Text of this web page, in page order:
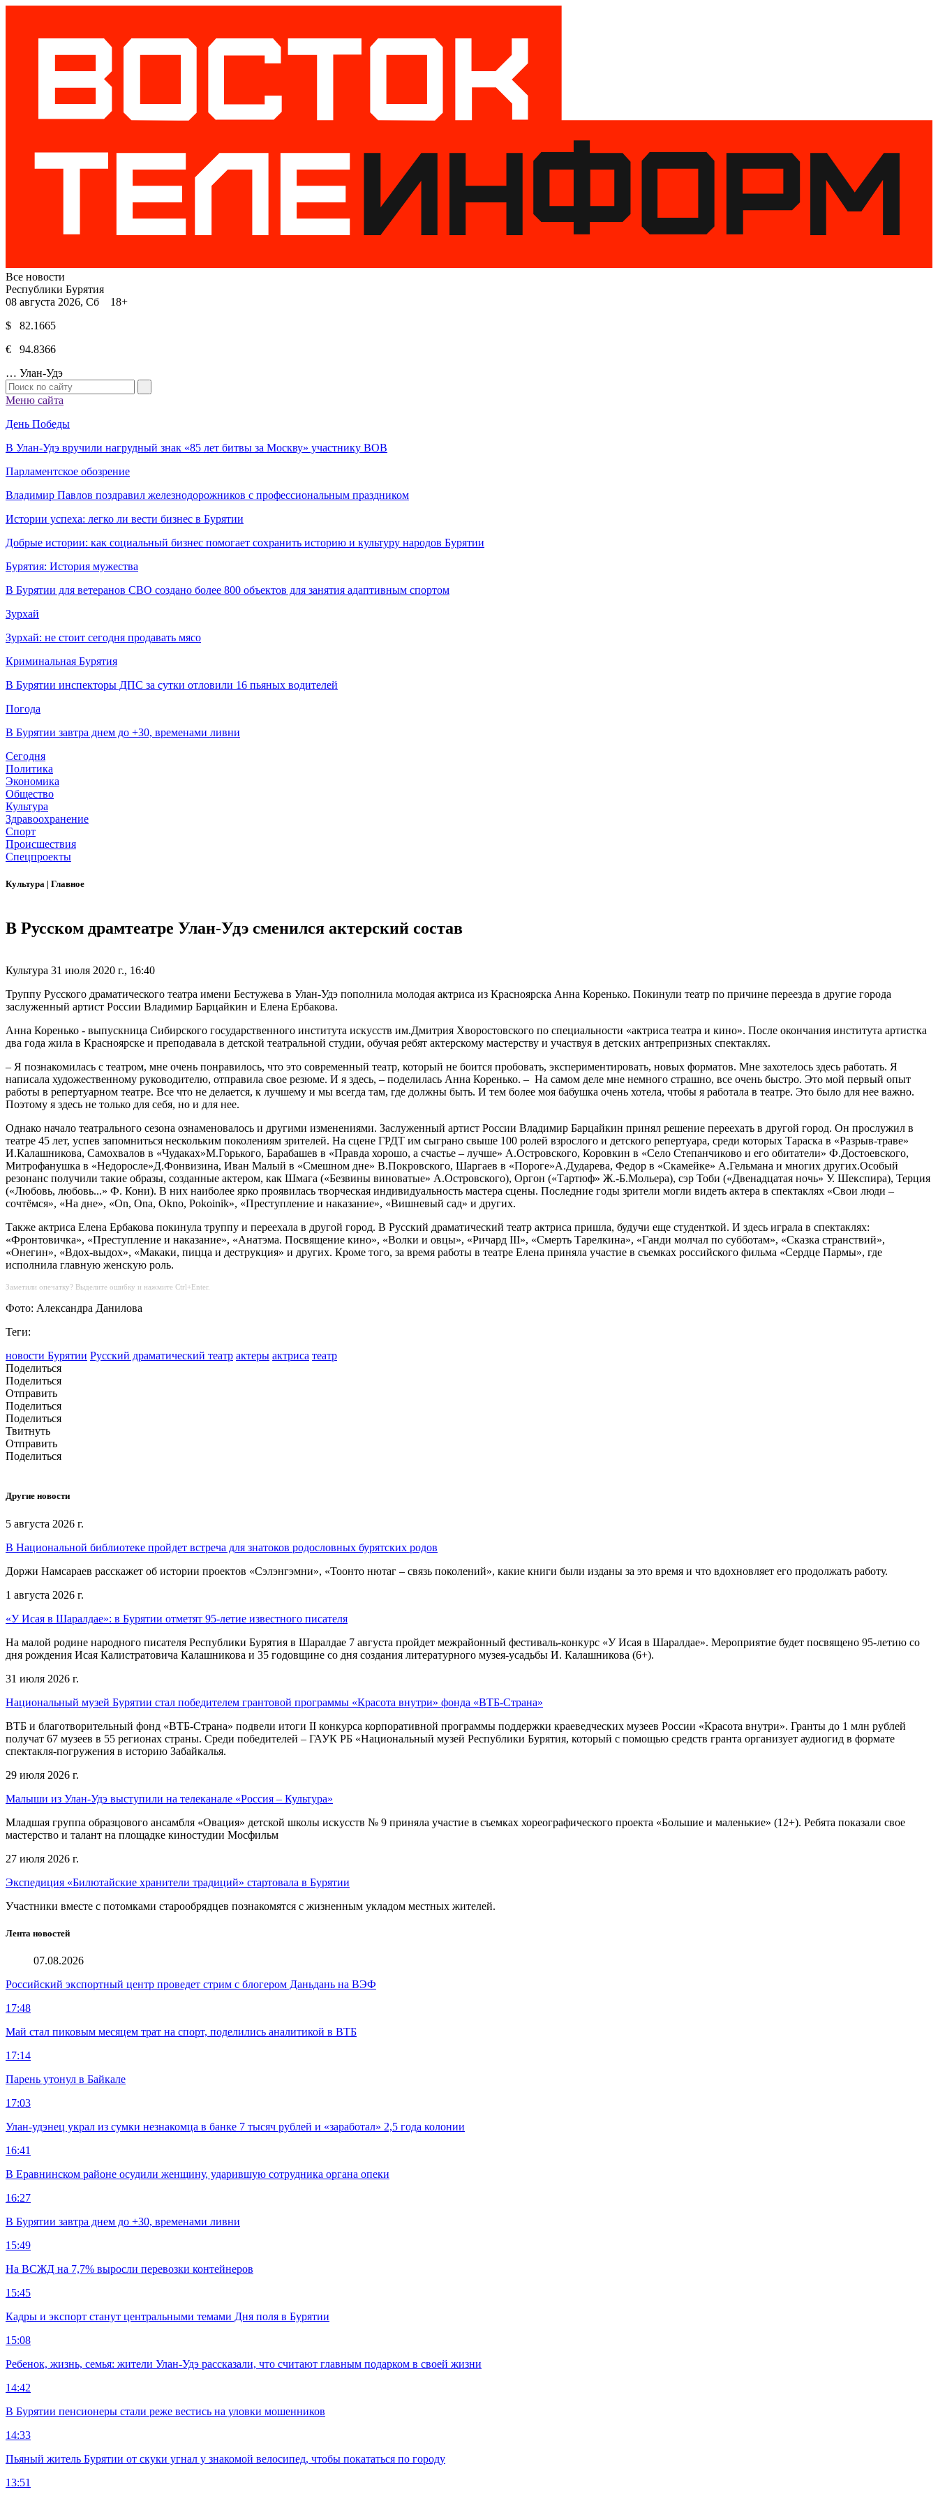
Все новости
Республики Бурятия
08 августа 2026, Сб 18+
$ 82.1665
€ 94.8366
… Улан-Удэ
Меню сайта
День Победы
В Улан-Удэ вручили нагрудный знак «85 лет битвы за Москву» участнику ВОВ
Парламентское обозрение
Владимир Павлов поздравил железнодорожников с профессиональным праздником
Истории успеха: легко ли вести бизнес в Бурятии
Добрые истории: как социальный бизнес помогает сохранить историю и культуру народов Бурятии
Бурятия: История мужества
В Бурятии для ветеранов СВО создано более 800 объектов для занятия адаптивным спортом
Зурхай
Зурхай: не стоит сегодня продавать мясо
Криминальная Бурятия
В Бурятии инспекторы ДПС за сутки отловили 16 пьяных водителей
Погода
В Бурятии завтра днем до +30, временами ливни
Сегодня
Политика
Экономика
Общество
Культура
Здравоохранение
Спорт
Происшествия
Спецпроекты
Культура | Главное
В Русском драмтеатре Улан-Удэ сменился актерский состав
Культура 31 июля 2020 г., 16:40
Труппу Русского драматического театра имени Бестужева в Улан-Удэ пополнила молодая актриса из Красноярска Анна Коренько. Покинули театр по причине переезда в другие города
заслуженный артист России Владимир Барцайкин и Елена Ербакова.
Анна Коренько - выпускница Сибирского государственного института искусств им.Дмитрия Хворостовского по специальности «актриса театра и кино». После окончания института артистка
два года жила в Красноярске и преподавала в детской театральной студии, обучая ребят актерскому мастерству и участвуя в детских антрепризных спектаклях.
– Я познакомилась с театром, мне очень понравилось, что это современный театр, который не боится пробовать, экспериментировать, новых форматов. Мне захотелось здесь работать. Я
написала художественному руководителю, отправила свое резюме. И я здесь, – поделилась Анна Коренько. – На самом деле мне немного страшно, все очень быстро. Это мой первый опыт
работы в репертуарном театре. Все что не делается, к лучшему и мы всегда там, где должны быть. И тем более моя бабушка очень хотела, чтобы я работала в театре. Это было для нее важно.
Поэтому я здесь не только для себя, но и для нее.
Однако начало театрального сезона ознаменовалось и другими изменениями. Заслуженный артист России Владимир Барцайкин принял решение переехать в другой город. Он прослужил в
театре 45 лет, успев запомниться нескольким поколениям зрителей. На сцене ГРДТ им сыграно свыше 100 ролей взрослого и детского репертуара, среди которых Тараска в «Разрыв-траве»
И.Калашникова, Самохвалов в «Чудаках»М.Горького, Барабашев в «Правда хорошо, а счастье – лучше» А.Островского, Коровкин в «Село Степанчиково и его обитатели» Ф.Достоевского,
Митрофанушка в «Недоросле»Д.Фонвизина, Иван Малый в «Смешном дне» В.Покровского, Шаргаев в «Пороге»А.Дударева, Федор в «Скамейке» А.Гельмана и многих других.Особый
резонанс получили такие образы, созданные актером, как Шмага («Безвины виноватые» А.Островского), Оргон («Тартюф» Ж.-Б.Мольера), сэр Тоби («Двенадцатая ночь» У. Шекспира), Терция
(«Любовь, любовь...» Ф. Кони). В них наиболее ярко проявилась творческая индивидуальность мастера сцены. Последние годы зрители могли видеть актера в спектаклях «Свои люди –
сочтёмся», «На дне», «On, Ona, Okno, Pokoinik», «Преступление и наказание», «Вишневый сад» и других.
Также актриса Елена Ербакова покинула труппу и переехала в другой город. В Русский драматический театр актриса пришла, будучи еще студенткой. И здесь играла в спектаклях:
«Фронтовичка», «Преступление и наказание», «Анатэма. Посвящение кино», «Волки и овцы», «Ричард III», «Смерть Тарелкина», «Ганди молчал по субботам», «Сказка странствий»,
«Онегин», «Вдох-выдох», «Макаки, пицца и деструкция» и других. Кроме того, за время работы в театре Елена приняла участие в съемках российского фильма «Сердце Пармы», где
исполнила главную женскую роль.
Заметили опечатку? Выделите ошибку и нажмите Ctrl+Enter.
Фото: Александра Данилова
Теги:
новости Бурятии Русский драматический театр актеры актриса театр
Поделиться
Поделиться
Отправить
Поделиться
Поделиться
Твитнуть
Отправить
Поделиться
Другие новости
5 августа 2026 г.
В Национальной библиотеке пройдет встреча для знатоков родословных бурятских родов
Доржи Намсараев расскажет об истории проектов «Сэлэнгэмни», «Тоонто нютаг – связь поколений», какие книги были изданы за это время и что вдохновляет его продолжать работу.
1 августа 2026 г.
«У Исая в Шаралдае»: в Бурятии отметят 95-летие известного писателя
На малой родине народного писателя Республики Бурятия в Шаралдае 7 августа пройдет межрайонный фестиваль-конкурс «У Исая в Шаралдае». Мероприятие будет посвящено 95-летию со
дня рождения Исая Калистратовича Калашникова и 35 годовщине со дня создания литературного музея-усадьбы И. Калашникова (6+).
31 июля 2026 г.
Национальный музей Бурятии стал победителем грантовой программы «Красота внутри» фонда «ВТБ-Страна»
ВТБ и благотворительный фонд «ВТБ-Страна» подвели итоги II конкурса корпоративной программы поддержки краеведческих музеев России «Красота внутри». Гранты до 1 млн рублей
получат 67 музеев в 55 регионах страны. Среди победителей – ГАУК РБ «Национальный музей Республики Бурятия, который с помощью средств гранта организует аудиогид в формате
спектакля-погружения в историю Забайкалья.
29 июля 2026 г.
Малыши из Улан-Удэ выступили на телеканале «Россия – Культура»
Младшая группа образцового ансамбля «Овация» детской школы искусств № 9 приняла участие в съемках хореографического проекта «Большие и маленькие» (12+). Ребята показали свое
мастерство и талант на площадке киностудии Мосфильм
27 июля 2026 г.
Экспедиция «Билютайские хранители традиций» стартовала в Бурятии
Участники вместе с потомками старообрядцев познакомятся с жизненным укладом местных жителей.
Лента новостей
07.08.2026
Российский экспортный центр проведет стрим с блогером Даньдань на ВЭФ
17:48
Май стал пиковым месяцем трат на спорт, поделились аналитикой в ВТБ
17:14
Парень утонул в Байкале
17:03
Улан-удэнец украл из сумки незнакомца в банке 7 тысяч рублей и «заработал» 2,5 года колонии
16:41
В Еравнинском районе осудили женщину, ударившую сотрудника органа опеки
16:27
В Бурятии завтра днем до +30, временами ливни
15:49
На ВСЖД на 7,7% выросли перевозки контейнеров
15:45
Кадры и экспорт станут центральными темами Дня поля в Бурятии
15:08
Ребенок, жизнь, семья: жители Улан-Удэ рассказали, что считают главным подарком в своей жизни
14:42
В Бурятии пенсионеры стали реже вестись на уловки мошенников
14:33
Пьяный житель Бурятии от скуки угнал у знакомой велосипед, чтобы покататься по городу
13:51